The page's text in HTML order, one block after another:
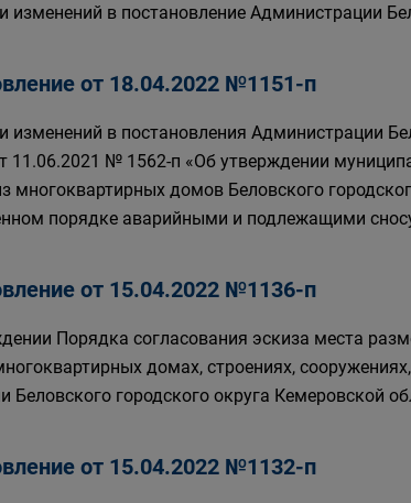
изменений в постановление Администрации
от 18.04.2022 №1151-п
изменений в постановления Администрации
11.06.2021 № 1562-п «Об утверждении
многоквартирных домов Беловского
порядке аварийными и подлежащими
от 15.04.2022 №1136-п
Порядка согласования эскиза места
домах, строениях,
Беловского городского округа Кемеровской
от 15.04.2022 №1132-п